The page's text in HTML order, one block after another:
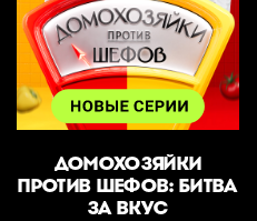
ДОМОХОЗЯЙКИ
ПРОТИВ ШЕФОВ: БИТВА
ЗА ВКУС